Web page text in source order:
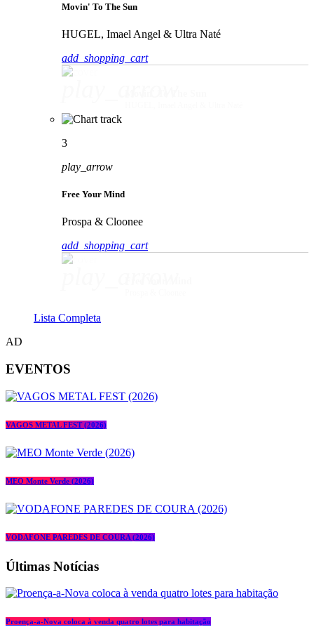
Movin' To The Sun
HUGEL, Imael Angel & Ultra Naté
add_shopping_cart
3
play_arrow
Free Your Mind
Prospa & Cloonee
add_shopping_cart
Lista Completa
AD
EVENTOS
VAGOS METAL FEST (2026)
MEO Monte Verde (2026)
VODAFONE PAREDES DE COURA (2026)
Últimas Notícias
Proença-a-Nova coloca à venda quatro lotes para habitação